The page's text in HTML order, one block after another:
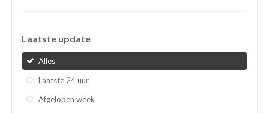
Laatste update
Alles
Laatste 24 uur
Afgelopen week